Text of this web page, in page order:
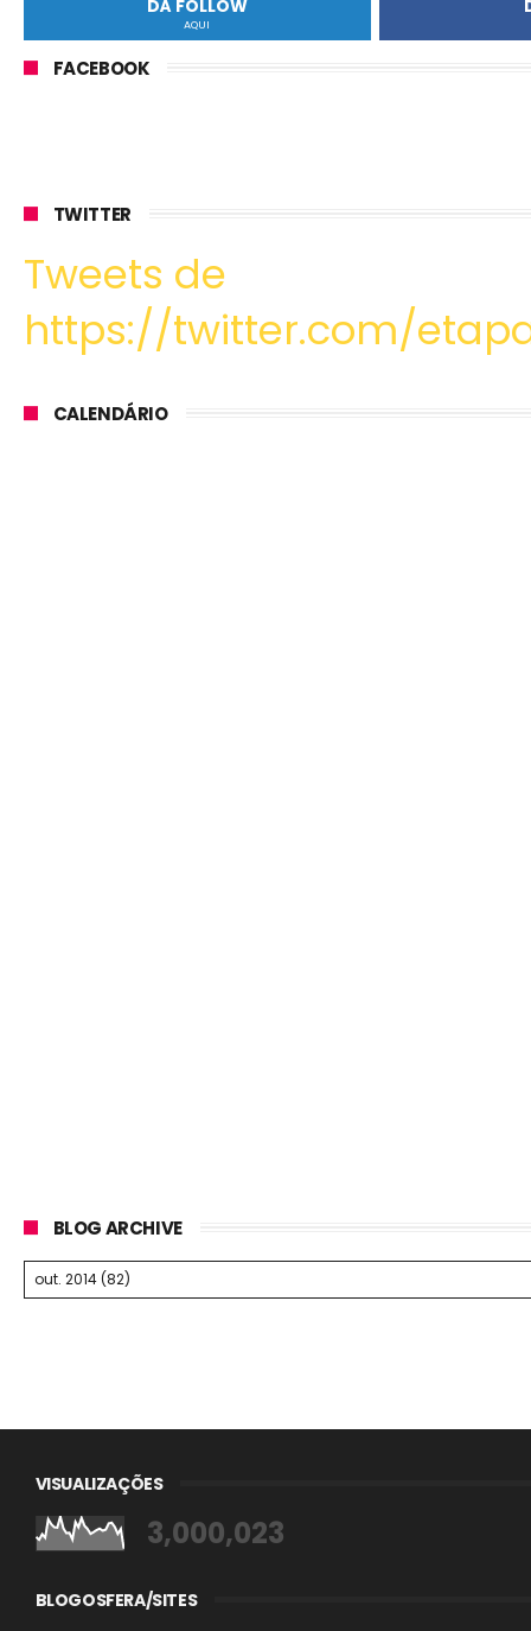
DÁ FOLLOW
AQUI
FACEBOOK
TWITTER
Tweets de
https://twitter.com/
CALENDÁRIO
BLOG ARCHIVE
VISUALIZAÇÕES
3,000,023
BLOGOSFERA/SITES